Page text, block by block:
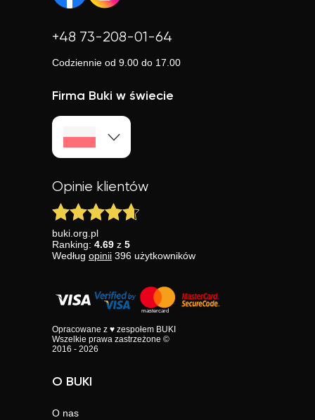
+48 73-208-01-64
Codziennie od 9.00 do 17.00
Firma Buki w świecie
Opinie klientów
buki.org.pl
Ranking: 4.69 z 5
Według opinii 396 użytkowników
Opracowane z ♥ zespołem BUKI
Wszelkie prawa zastrzeżone ©
2016 - 2026
O BUKI
O nas